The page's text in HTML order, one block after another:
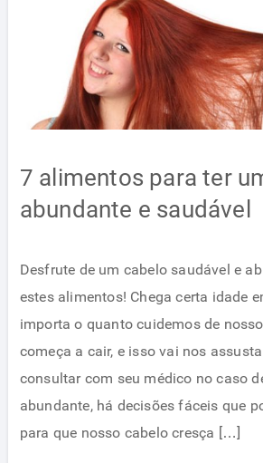
7 alimentos para ter
abundante e saudável
Desfrute de um cabelo saudável e
estes alimentos! Chega certa idade
importa o quanto cuidemos de
começa a cair, e isso vai nos
consultar com seu médico no caso
abundante, há decisões fáceis que
para que nosso cabelo cresça […]